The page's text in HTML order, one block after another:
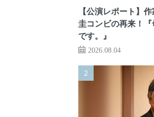
【公演レポート】
圭コンビの再来！
です。』
2026.08.04